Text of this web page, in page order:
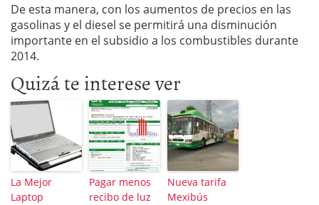
De esta manera, con los aumentos de precios en las
gasolinas y el diesel se permitirá una disminución
importante en el subsidio a los combustibles durante
2014.
Quizá te interese ver
La Mejor
Laptop
Pagar menos
recibo de luz
Nueva tarifa
Mexibús